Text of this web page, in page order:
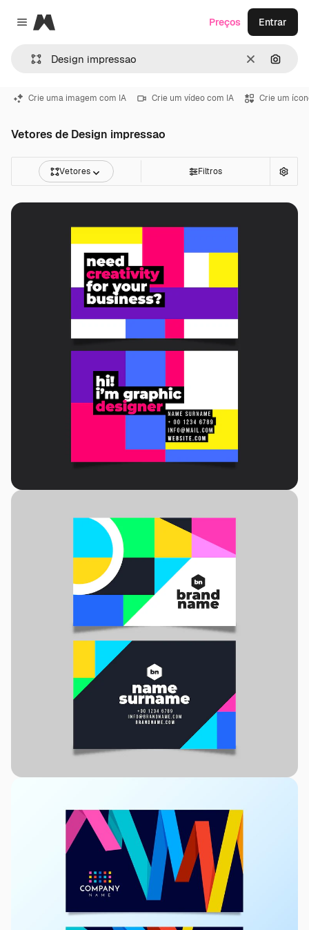
Close menu
Magnific
Limpar
Preços Entrar
Crie uma imagem com IA Crie um vídeo com IA Crie um
Vetores de Design impressao
Vetores Filtros